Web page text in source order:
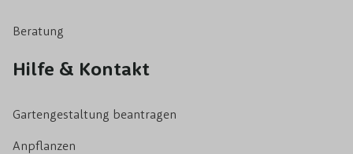
Beratung
Hilfe & Kontakt
Gartengestaltung beantragen
Anpflanzen